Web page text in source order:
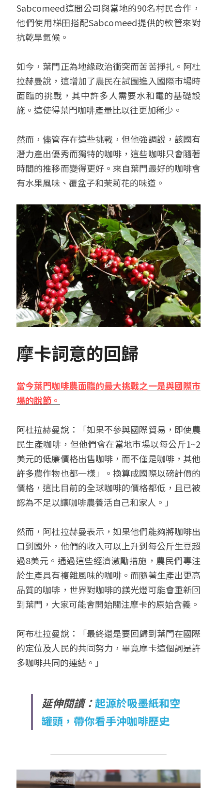
Sabcomeed這間公司與當地的90名村民合作，
他們使用梯田搭配Sabcomeed提供的軟管來對
抗乾旱氣候。
如今，葉門正為地緣政治衝突而苦苦掙扎。阿杜
拉赫曼說，這增加了農民在試圖進入國際市場時
面臨的挑戰，其中許多人需要水和電的基礎設
施。這使得葉門咖啡產量比以往更加稀少。
然而，儘管存在這些挑戰，但他強調說，該國有
潛力產出優秀而獨特的咖啡，這些咖啡只會隨著
時間的推移而變得更好。來自葉門最好的咖啡會
有水果風味、覆盆子和茉莉花的味道。
摩卡詞意的回歸
當今葉門咖啡農面臨的最大挑戰之一是與國際市
場的脫節。
阿杜拉赫曼說：「如果不參與國際貿易，即使農
民生產咖啡，但他們會在當地市場以每公斤1~2
美元的低廉價格出售咖啡，而不僅是咖啡，其他
許多農作物也都一樣」。換算成國際以磅計價的
價格，這比目前的全球咖啡的價格都低，且已被
認為不足以讓咖啡農養活自己和家人。」
然而，阿杜拉赫曼表示，如果他們能夠將咖啡出
口到國外，他們的收入可以上升到每公斤生豆超
過8美元。通過這些經濟激勵措施，農民們專注
於生產具有複雜風味的咖啡。而隨著生產出更高
品質的咖啡，世界對咖啡的鎂光燈可能會重新回
到葉門，大家可能會開始關注摩卡的原始含義。
阿布杜拉曼說：「最終還是要回歸到葉門在國際
的定位及人民的共同努力，畢竟摩卡這個詞是許
多咖啡共同的連結。」
延伸閱讀：起源於吸墨紙和空
罐頭，帶你看手沖咖啡歷史